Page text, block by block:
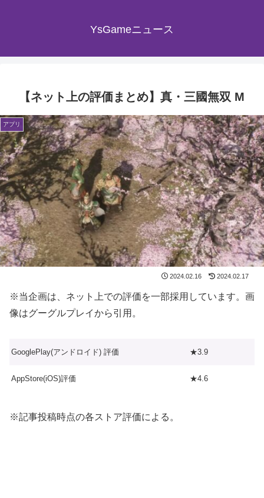
YsGameニュース
【ネット上の評価まとめ】真・三國無双 M
アプリ
2024.02.16 2024.02.17
※当企画は、ネット上での評価を一部採用しています。画
像はグーグルプレイから引用。
GooglePlay(アンドロイド) 評価 ★3.9
AppStore(iOS)評価 ★4.6
※記事投稿時点の各ストア評価による。